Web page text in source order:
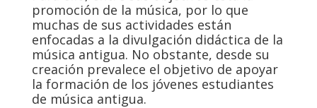
promoción de la música, por lo que
muchas de sus actividades están
enfocadas a la divulgación didáctica de la
música antigua. No obstante, desde su
creación prevalece el objetivo de apoyar
la formación de los jóvenes estudiantes
de música antigua.